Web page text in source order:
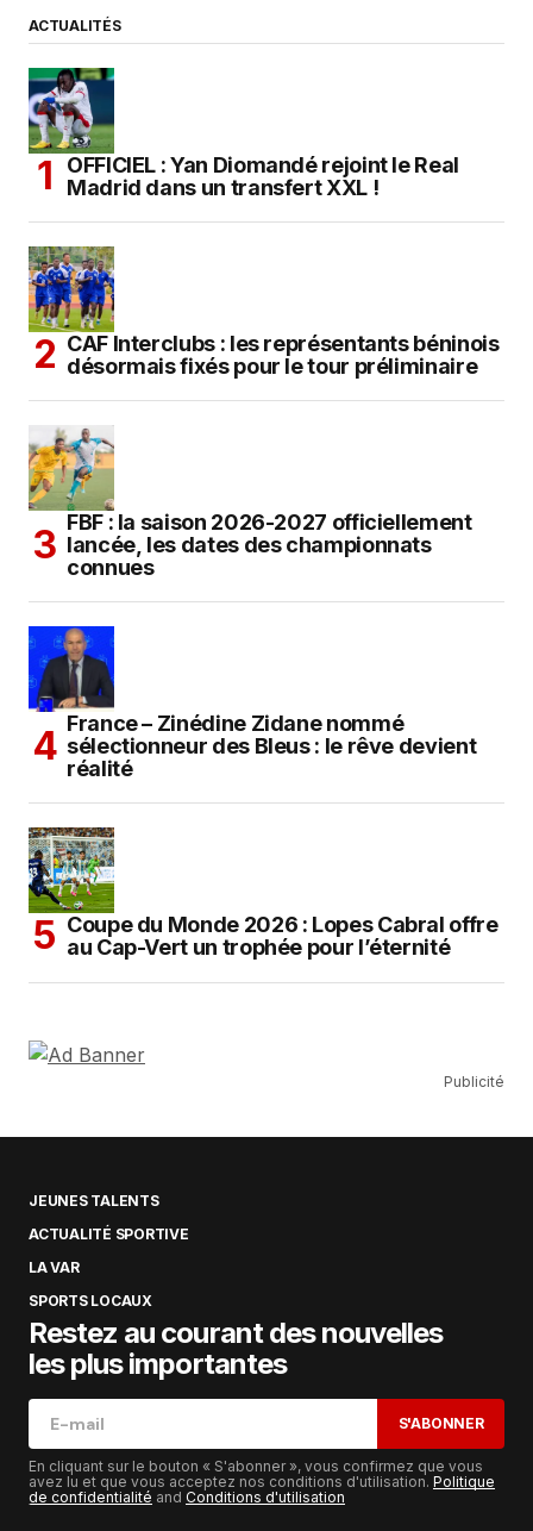
ACTUALITÉS
OFFICIEL : Yan Diomandé rejoint le Real
Madrid dans un transfert XXL !
CAF Interclubs : les représentants béninois
désormais fixés pour le tour préliminaire
FBF : la saison 2026-2027 officiellement
lancée, les dates des championnats
connues
France – Zinédine Zidane nommé
sélectionneur des Bleus : le rêve devient
réalité
Coupe du Monde 2026 : Lopes Cabral offre
au Cap-Vert un trophée pour l’éternité
Publicité
JEUNES TALENTS
ACTUALITÉ SPORTIVE
LA VAR
SPORTS LOCAUX
Restez au courant des nouvelles
les plus importantes
S'ABONNER
En cliquant sur le bouton « S'abonner », vous confirmez que vous
avez lu et que vous acceptez nos conditions d'utilisation. Politique
de confidentialité and Conditions d'utilisation